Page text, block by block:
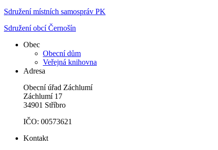
Sdružení místních samospráv PK
Sdružení obcí Černošín
Obec
Obecní dům
Veřejná knihovna
Adresa
Obecní úřad Záchlumí
Záchlumí 17
34901 Stříbro
IČO: 00573621
Kontakt